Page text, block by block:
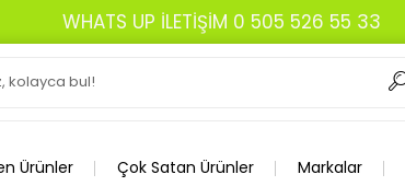
WHATS UP İLETİŞİM 0 505 526 55 33
Ürünler Çok Satan Ürünler Markalar